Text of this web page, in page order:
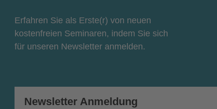
Erfahren Sie als Erste(r) von neuen
kostenfreien Seminaren, indem Sie sich
für unseren Newsletter anmelden.
Newsletter Anmeldung